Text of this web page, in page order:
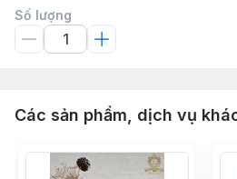
Số lượng
Các sản phẩm, dịch vụ